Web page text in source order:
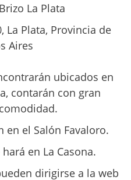
La Plata
La Plata, Provincia de
Aires
ubicados en
contarán con gran
en el Salón Favaloro.
en La Casona.
dirigirse a la web